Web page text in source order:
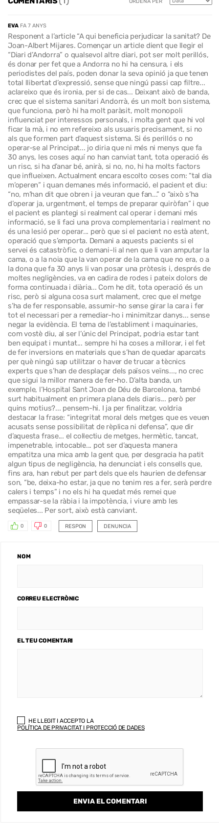
EVA FA 7 ANYS
Responent a l’article “A qui beneficia perjudicar la sanitat? De
Joan-Albert Mijares. Començar un article dient que llegir el
“Diari d’Andorra” o qualsevol altre diari, pot ser molt perillós,
és donar per fet que a Andorra no hi ha censura, i els
periodistes del país, poden donar la seva opinió ja que tenen
total llibertat d’expressió, sense que ningú passi cap filtre...
aclareixo que és ironia, per si de cas... Deixant això de banda,
crec que el sistema sanitari Andorrà, és un molt bon sistema,
que funciona, però hi ha molt paràsit, molt monopoli
influenciat per interessos personals, i molta gent que hi vol
ficar la mà, i no em refereixo als usuaris precisament, si no
als que formen part d’aquest sistema. Si és perillós o no
operar-se al Principat... jo diria que ni més ni menys que fa
30 anys, les coses aquí no han canviat tant, tota operació és
un risc, si ha d’anar bé, anirà, si no, no, hi ha molts factors
que influeixen. Actualment encara escolto coses com: “tal dia
m’operen” i quan demanes més informació, el pacient et diu:
“no, m’han dit que obren i ja veuran que fan...” o “això s’ha
d’operar ja, urgentment, el temps de preparar quiròfan” i que
el pacient es plantegi si realment cal operar i demani més
informació, se li faci una prova complementaria i realment no
és una lesió per operar... però que si el pacient no està atent,
operació que s’emporta. Demani a aquests pacients si el
servei és catastròfic, o demani-li al nen que li van amputar la
cama, o a la noia que la van operar de la cama que no era, o a
la dona que fa 30 anys li van posar una pròtesis i, després de
moltes negligències, va en cadira de rodes i pateix dolors de
forma continuada i diària... Com he dit, tota operació és un
risc, però si alguna cosa surt malament, crec que el metge
s’ha de fer responsable, assumir-ho sense girar la cara i fer
tot el necessari per a remediar-ho i minimitzar danys... sense
negar la evidència. El tema de l’establiment i maquinaries,
com vostè diu, al ser l’únic del Principat, podria estar tant
ben equipat i muntat... sempre hi ha coses a millorar, i el fet
de fer inversions en materials que s’han de quedar aparcats
per què ningú sap utilitzar o haver de trucar a tècnics
experts que s’han de desplaçar dels països veïns..., no crec
que sigui la millor manera de fer-ho. D’alta banda, un
exemple, l’Hospital Sant Joan de Déu de Barcelona, també
surt habitualment en primera plana dels diaris... però per
quins motius?... pensem-hi. I ja per finalitzar, voldria
destacar la frase: “integritat moral dels metges que es veuen
acusats sense possibilitat de rèplica ni defensa”, que dir
d’aquesta frase... el col·lectiu de metges, hermètic, tancat,
impenetrable, intocable... pot ser d’aquesta manera
empatitza una mica amb la gent que, per desgracia ha patit
algun tipus de negligència, ha denunciat i els consells que,
fins ara, han rebut per part dels que els haurien de defensar
son, “be, deixa-ho estar, ja que no tenim res a fer, serà perdre
calers i temps” i no els hi ha quedat més remei que
empassar-se la ràbia i la impotència, i viure amb les
seqüeles... Per sort, això està canviant.
RESPON
0 0 DENUNCIA
NOM
CORREU ELECTRÒNIC
EL TEU COMENTARI
HE LLEGIT I ACCEPTO LA
POLÍTICA DE PRIVACITAT I PROTECCIÓ DE DADES